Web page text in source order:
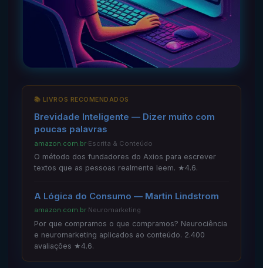
📚 LIVROS RECOMENDADOS
Brevidade Inteligente — Dizer muito com
poucas palavras
amazon.com.br·Escrita & Conteúdo
O método dos fundadores do Axios para escrever
textos que as pessoas realmente leem. ★4.6.
A Lógica do Consumo — Martin Lindstrom
amazon.com.br·Neuromarketing
Por que compramos o que compramos? Neurociência
e neuromarketing aplicados ao conteúdo. 2.400
avaliações ★4.6.